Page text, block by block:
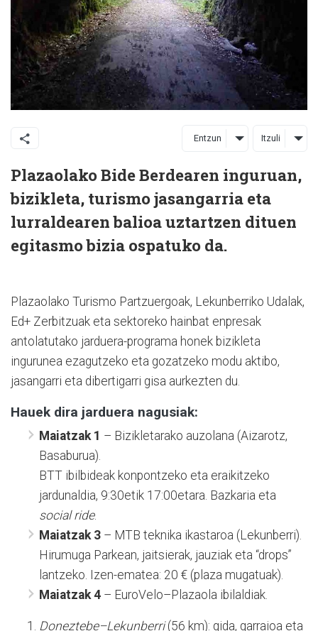
Entzun Itzuli
Plazaolako Bide Berdearen inguruan,
bizikleta, turismo jasangarria eta
lurraldearen balioa uztartzen dituen
egitasmo bizia ospatuko da.
Plazaolako Turismo Partzuergoak, Lekunberriko Udalak,
Ed+ Zerbitzuak eta sektoreko hainbat enpresak
antolatutako jarduera-programa honek bizikleta
ingurunea ezagutzeko eta gozatzeko modu aktibo,
jasangarri eta dibertigarri gisa aurkezten du.
Hauek dira jarduera nagusiak:
Maiatzak 1 – Bizikletarako auzolana (Aizarotz,
Basaburua).
BTT ibilbideak konpontzeko eta eraikitzeko
jardunaldia, 9:30etik 17:00etara. Bazkaria eta
social ride.
Maiatzak 3 – MTB teknika ikastaroa (Lekunberri).
Hirumuga Parkean, jaitsierak, jauziak eta “drops”
lantzeko. Izen-ematea: 20 € (plaza mugatuak).
Maiatzak 4 – EuroVelo–Plazaola ibilaldiak.
Doneztebe–Lekunberri(56 km): gida, garraioa eta